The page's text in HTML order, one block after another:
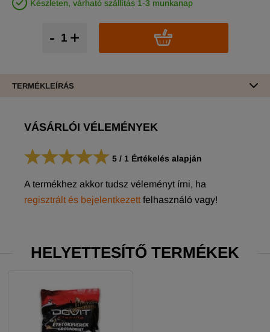
Készleten, várható szállítás 1-3 munkanap
+
-
TERMÉKLEÍRÁS
VÁSÁRLÓI VÉLEMÉNYEK
5 / 1 Értékelés alapján
A termékhez akkor tudsz véleményt írni, ha
regisztrált és bejelentkezett felhasználó vagy!
HELYETTESÍTŐ TERMÉKEK